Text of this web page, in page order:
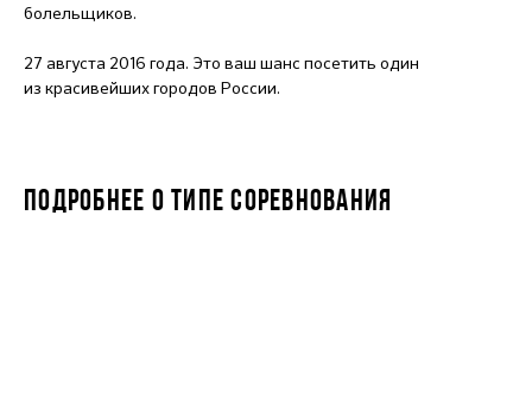
болельщиков.
27 августа 2016 года. Это ваш шанс посетить один
из красивейших городов России.
ПОДРОБНЕЕ О ТИПЕ СОРЕВНОВАНИЯ